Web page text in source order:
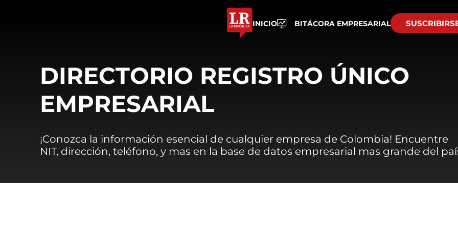
INICIO BITÁCORA EMPRESARIAL
DIRECTORIO REGISTRO ÚNICO
EMPRESARIAL
¡Conozca la información esencial de cualquier empresa de Colombia! Encuentre
NIT, dirección, teléfono, y mas en la base de datos empresarial mas grande del